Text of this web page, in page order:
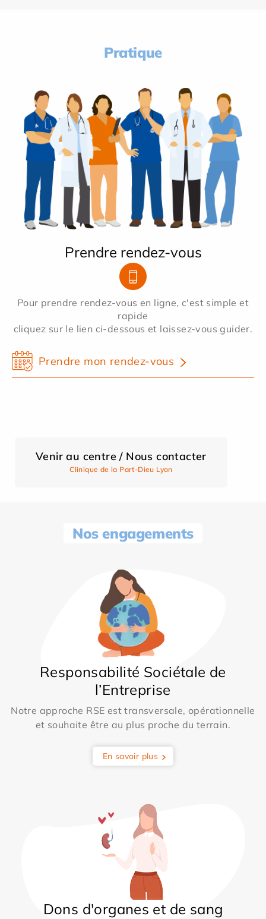
Pratique
Prendre rendez-vous
Pour prendre rendez-vous en ligne, c'est simple et
rapide
cliquez sur le lien ci-dessous et laissez-vous guider.
Prendre mon rendez-vous
Venir au centre / Nous contacter
Clinique de la Part-Dieu Lyon
Nos engagements
Responsabilité Sociétale de
l’Entreprise
Notre approche RSE est transversale, opérationnelle
et souhaite être au plus proche du terrain.
En savoir plus
Dons d'organes et de sang